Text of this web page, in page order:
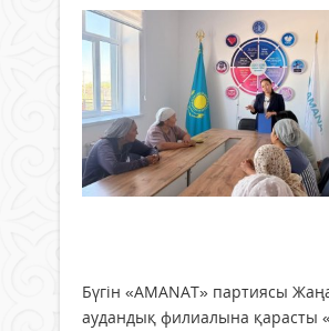
Бүгін «AMANAT» партиясы
аудандық филиалына қарасты